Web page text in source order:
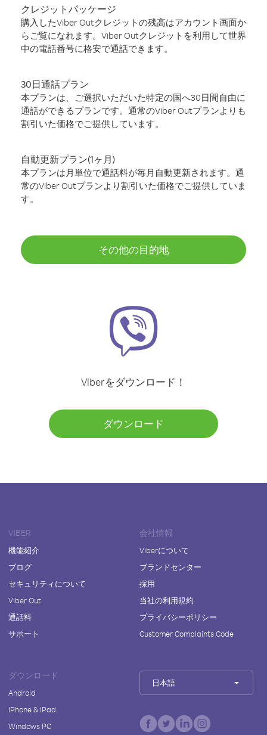
クレジットパッケージ
購入したViber Outクレジットの残高はアカウント画面か
らご覧になれます。Viber Outクレジットを利用して世界
中の電話番号に格安で通話できます。
30日通話プラン
本プランは、ご選択いただいた特定の国へ30日間自由に
通話ができるプランです。通常のViber Outプランよりも
割引いた価格でご提供しています。
自動更新プラン(1ヶ月)
本プランは月単位で通話料が毎月自動更新されます。通
常のViber Outプランより割引いた価格でご提供していま
す。
その他の目的地
Viberをダウンロード！
ダウンロード
VIBER
機能紹介
ブログ
セキュリティについて
Viber Out
通話料
サポート
会社情報
Viberについて
ブランドセンター
採用
当社の利用規約
プライバシーポリシー
Customer Complaints Code
ダウンロード
Android
iPhone & iPad
Windows PC
日本語